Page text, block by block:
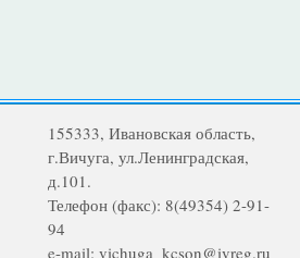
155333, Ивановская область,
г.Вичуга, ул.Ленинградская,
д.101.
Телефон (факс): 8(49354) 2-91-
94
e-mail: vichuga_kcson@ivreg.ru